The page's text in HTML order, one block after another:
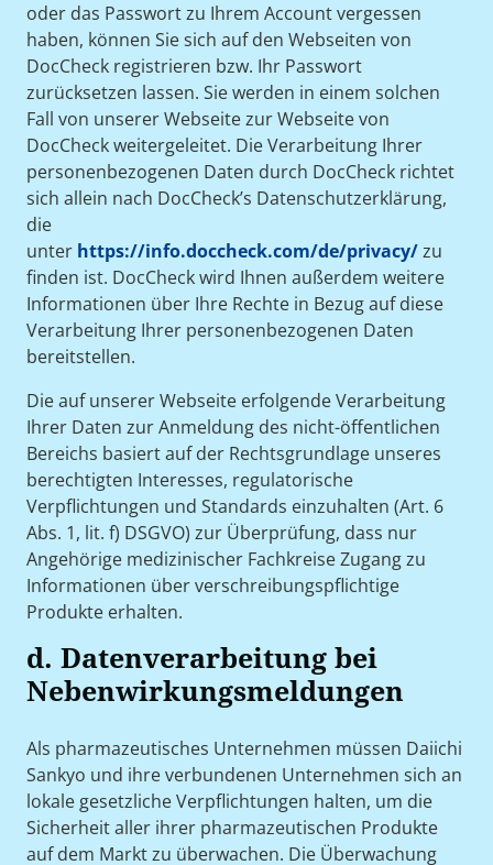
oder das Passwort zu Ihrem Account vergessen
haben, können Sie sich auf den Webseiten von
DocCheck registrieren bzw. Ihr Passwort
zurücksetzen lassen. Sie werden in einem solchen
Fall von unserer Webseite zur Webseite von
DocCheck weitergeleitet. Die Verarbeitung Ihrer
personenbezogenen Daten durch DocCheck richtet
sich allein nach DocCheck’s Datenschutzerklärung,
die
unter https://info.doccheck.com/de/privacy/zu
finden ist. DocCheck wird Ihnen außerdem weitere
Informationen über Ihre Rechte in Bezug auf diese
Verarbeitung Ihrer personenbezogenen Daten
bereitstellen.
Die auf unserer Webseite erfolgende Verarbeitung
Ihrer Daten zur Anmeldung des nicht-öffentlichen
Bereichs basiert auf der Rechtsgrundlage unseres
berechtigten Interesses, regulatorische
Verpflichtungen und Standards einzuhalten (Art. 6
Abs. 1, lit. f) DSGVO) zur Überprüfung, dass nur
Angehörige medizinischer Fachkreise Zugang zu
Informationen über verschreibungspflichtige
Produkte erhalten.
d. Datenverarbeitung bei
Nebenwirkungsmeldungen
Als pharmazeutisches Unternehmen müssen Daiichi
Sankyo und ihre verbundenen Unternehmen sich an
lokale gesetzliche Verpflichtungen halten, um die
Sicherheit aller ihrer pharmazeutischen Produkte
auf dem Markt zu überwachen. Die Überwachung